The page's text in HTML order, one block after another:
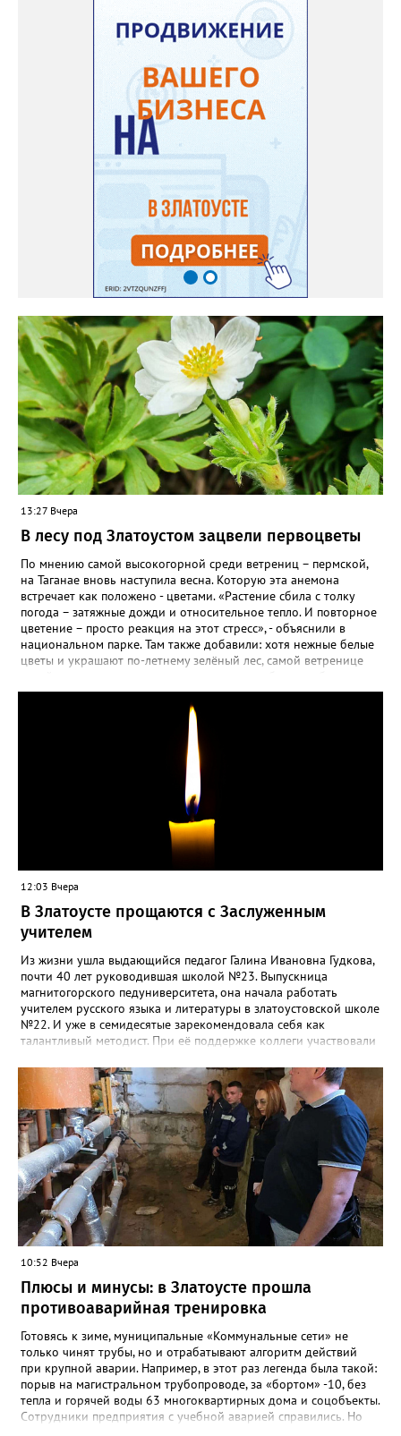
доносится. В конце лета собираю лаванду в пучки, сушу –
получаются букеты и саше одновременно. Лаванда широко
используется и в кулинарии». Семена, отметила собеседница
нашего портала, у неё были сорта «Вознесенская узколистная».
Только она хорошо зимует без укрытия. Всхожесть оказалась
на удивление хорошей: из пяти семян из каждой пачки четыре
взошли даже без стратификации. После покупки (по весне)
садовод советует сразу убрать семена в холодильник на два
месяца, а место посадки - мульчировать мелкой корой. Семена
самосевом в ней отлично прорастают. Если иногда срезать
сухие цветы и стряхивать семена вокруг куртины, лаванда
весной прорастет сама. Ещё один секрет – этот символ
Прованса не любит «вкусную» почву. Добавляйте в посадочную
яму гравий и песок – требуется хороший дренаж. В первый год
Екатерина рекомендует цветы убирать, чтобы силы куста
пошли на наращивание корневой системы. А со второго года
пусть лаванда цветёт во всю силу! Фото: Екатерина Бойко,
специально для «Златоуст.инфо». Обсуждение новости здесь
ВКОНТАКТЕ https://vk.com/newszlatoust74
13:27 Вчера
В лесу под Златоустом зацвели первоцветы
По мнению самой высокогорной среди ветрениц – пермской,
на Таганае вновь наступила весна. Которую эта анемона
встречает как положено - цветами. «Растение сбила с толку
погода – затяжные дожди и относительное тепло. И повторное
цветение – просто реакция на этот стресс», - объяснили в
национальном парке. Там также добавили: хотя нежные белые
цветы и украшают по-летнему зелёный лес, самой ветренице
силы перед долгой зимовкой.
12:03 Вчера
В Златоусте прощаются с Заслуженным
учителем
Из жизни ушла выдающийся педагог Галина Ивановна Гудкова,
почти 40 лет руководившая школой №23. Выпускница
магнитогорского педуниверситета, она начала работать
учителем русского языка и литературы в златоустовской школе
№22. И уже в семидесятые зарекомендовала себя как
талантливый методист. При её поддержке коллеги участвовали
«Благодаря её мудрому руководству в школе сформировался
сильный педагогический коллектив, объединённый общими
ценностями и любовью к своему делу. Для многих Галина
Ивановна навсегда останется не только талантливым
руководителем, но и настоящим Учителем с большой буквы», -
говорится в сообществе школы №23 во ВКонтакте. Свои
соболезнования семье Галины Ивановны выразил глава
Златоуста Олег Решетников. «Её вклад зафиксирован в
важнейших документах школы, но главное - он остался в
людях: в тех учителях, которых она поддержала, в тех
учениках, которых она вдохновила. Заслуженный учитель РФ,
«Отличник народного просвещения», обладатель медали «За
доблестный труд», Галина Ивановна оставила не только
награды и документы, но и работающий, живой механизм
школы, который продолжает жить её принципами», - говорится
в некрологе.
10:52 Вчера
Плюсы и минусы: в Златоусте прошла
противоаварийная тренировка
Готовясь к зиме, муниципальные «Коммунальные сети» не
только чинят трубы, но и отрабатывают алгоритм действий
при крупной аварии. Например, в этот раз легенда была такой:
порыв на магистральном трубопроводе, за «бортом» -10, без
тепла и горячей воды 63 многоквартирных дома и соцобъекты.
Сотрудники предприятия с учебной аварией справились. Но